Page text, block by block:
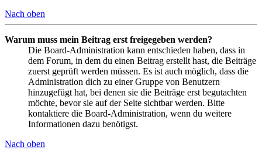
Nach oben
Warum muss mein Beitrag erst freigegeben werden?
Die Board-Administration kann entschieden haben, dass in
dem Forum, in dem du einen Beitrag erstellt hast, die Beiträge
zuerst geprüft werden müssen. Es ist auch möglich, dass die
Administration dich zu einer Gruppe von Benutzern
hinzugefügt hat, bei denen sie die Beiträge erst begutachten
möchte, bevor sie auf der Seite sichtbar werden. Bitte
kontaktiere die Board-Administration, wenn du weitere
Informationen dazu benötigst.
Nach oben